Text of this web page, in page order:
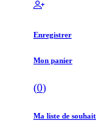
Enregistrer
Mon panier
(0)
Ma liste de